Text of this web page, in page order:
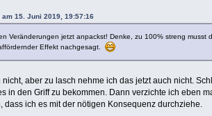
15. Juni 2019, 19:57:16
Veränderungen jetzt anpackst! Denke, zu 100% streng
Effekt nachgesagt.
aber zu lasch nehme ich das jetzt auch nicht.
in den Griff zu bekommen. Dann verzichte ich eben
dass ich es mit der nötigen Konsequenz durchziehe.